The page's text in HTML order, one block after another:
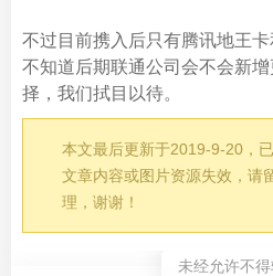
不过目前携入后只有腾讯地王卡
不知道后期联通公司会不会新
择，我们拭目以待。
本文最后更新于2019-9-20，
文章内容或图片资源失效，请
理，谢谢！
未经允许不得